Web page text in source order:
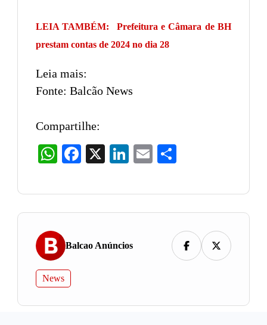
LEIA TAMBÉM:
Prefeitura e Câmara de BH
prestam contas de 2024 no dia 28
Leia mais:
Fonte: Balcão News
Compartilhe:
WhatsAppFacebook LinkedIn
Email
Balcao Anúncios
News